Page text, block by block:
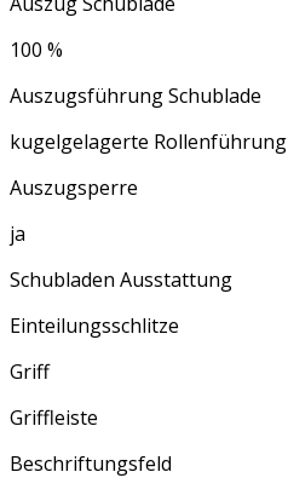
100 %
Auszugsführung Schublade
kugelgelagerte Rollenführung
Auszugsperre
ja
Schubladen Ausstattung
Einteilungsschlitze
Griff
Griffleiste
Beschriftungsfeld